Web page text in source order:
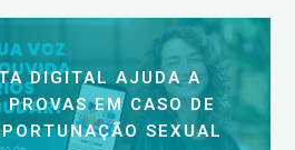
DIGITAL AJUDA A
EM CASO DE
SEXUAL